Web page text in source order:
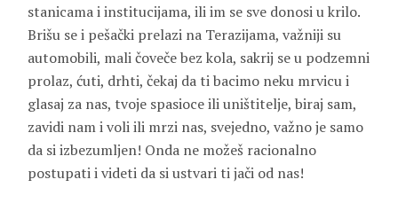
stanicama i institucijama, ili im se sve donosi u krilo.
Brišu se i pešački prelazi na Terazijama, važniji su
automobili, mali čoveče bez kola, sakrij se u podzemni
prolaz, ćuti, drhti, čekaj da ti bacimo neku mrvicu i
glasaj za nas, tvoje spasioce ili uništitelje, biraj sam,
zavidi nam i voli ili mrzi nas, svejedno, važno je samo
da si izbezumljen! Onda ne možeš racionalno
postupati i videti da si ustvari ti jači od nas!